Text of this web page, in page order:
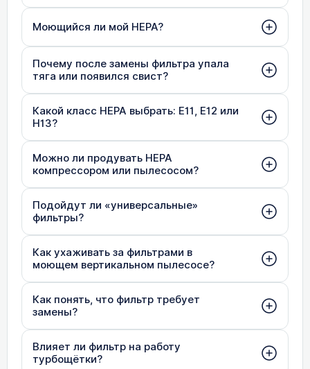
Моющийся ли мой HEPA?
Почему после замены фильтра упала
тяга или появился свист?
Какой класс HEPA выбрать: E11, E12 или
H13?
Можно ли продувать HEPA
компрессором или пылесосом?
Подойдут ли «универсальные»
фильтры?
Как ухаживать за фильтрами в
моющем вертикальном пылесосе?
Как понять, что фильтр требует
замены?
Влияет ли фильтр на работу
турбощётки?